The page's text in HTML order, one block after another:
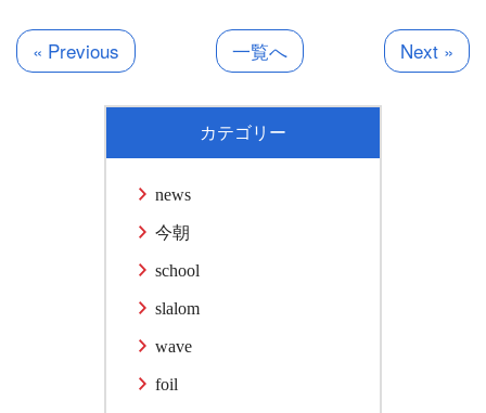
« Previous 一覧へ Next »
カテゴリー
news
今朝
school
slalom
wave
foil